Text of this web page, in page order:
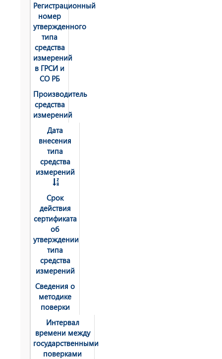
Регистрационный
номер
утвержденного
типа
средства
измерений
в ГРСИ и
СО РБ
Производитель
средства
измерений
Дата
внесения
типа
средства
измерений
Срок
действия
сертификата
об
утверждении
типа
средства
измерений
Сведения о
методике
поверки
Интервал
времени между
государственными
поверками